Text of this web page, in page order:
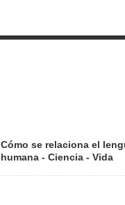
Cómo se relaciona el
humana - Ciencia - Vida